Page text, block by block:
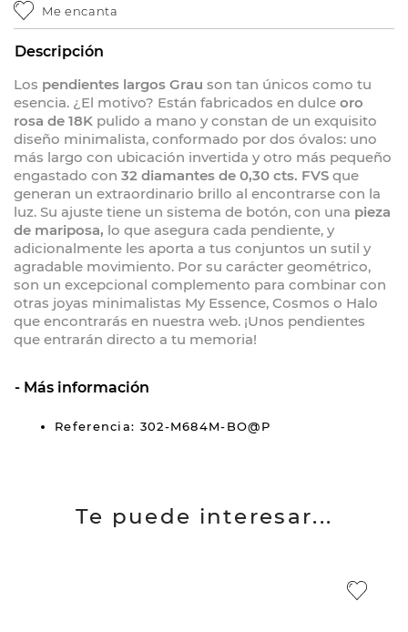
Me encanta
Descripción
Los pendientes largos Grau son tan únicos como tu
esencia. ¿El motivo? Están fabricados en dulce oro
rosa de 18K pulido a mano y constan de un exquisito
diseño minimalista, conformado por dos óvalos: uno
más largo con ubicación invertida y otro más pequeño
engastado con 32 diamantes de 0,30 cts. FVS que
generan un extraordinario brillo al encontrarse con la
luz. Su ajuste tiene un sistema de botón, con una pieza
de mariposa, lo que asegura cada pendiente, y
adicionalmente les aporta a tus conjuntos un sutil y
agradable movimiento. Por su carácter geométrico,
son un excepcional complemento para combinar con
otras joyas minimalistas My Essence, Cosmos o Halo
que encontrarás en nuestra web. ¡Unos pendientes
que entrarán directo a tu memoria!
Más información
Referencia: 302-M684M-BO@P
Te puede interesar...